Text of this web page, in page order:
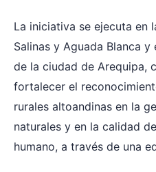
La iniciativa se ejecuta en
Salinas y Aguada Blanca
de la ciudad de Arequipa,
fortalecer el
rurales altoandinas en la
naturales y en la calidad
humano, a través de una